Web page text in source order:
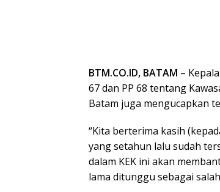
BTM.CO.ID, BATAM –
67 dan PP 68 tentang
Batam juga mengucapkan
“Kita berterima kasih
yang setahun lalu sudah
dalam KEK ini akan
lama ditunggu sebagai